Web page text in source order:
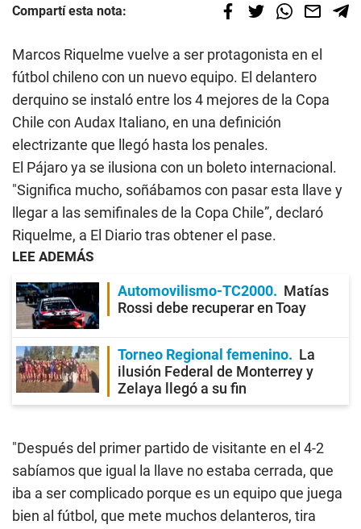
Compartí esta nota:
Marcos Riquelme vuelve a ser protagonista en el
fútbol chileno con un nuevo equipo. El delantero
derquino se instaló entre los 4 mejores de la Copa
Chile con Audax Italiano, en una definición
electrizante que llegó hasta los penales.
El Pájaro ya se ilusiona con un boleto internacional.
"Significa mucho, soñábamos con pasar esta llave y
llegar a las semifinales de la Copa Chile”, declaró
Riquelme, a El Diario tras obtener el pase.
LEE ADEMÁS
Automovilismo-TC2000
Matías
Rossi debe recuperar en Toay
Torneo Regional femenino
La
ilusión Federal de Monterrey y
Zelaya llegó a su fin
"Después del primer partido de visitante en el 4-2
sabíamos que igual la llave no estaba cerrada, que
iba a ser complicado porque es un equipo que juega
bien al fútbol, que mete muchos delanteros, tira